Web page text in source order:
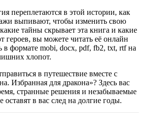
переплетаются в этой истории, как
выпивают, чтобы изменить свою
тайны скрывает эта книга и какие
вы можете читать её онлайн
в формате mobi, docx, pdf, fb2, txt, rtf на
хлопот.
в путешествие вместе с
Избранная для дракона»? Здесь вас
странные решения и незабываемые
в вас след на долгие годы.